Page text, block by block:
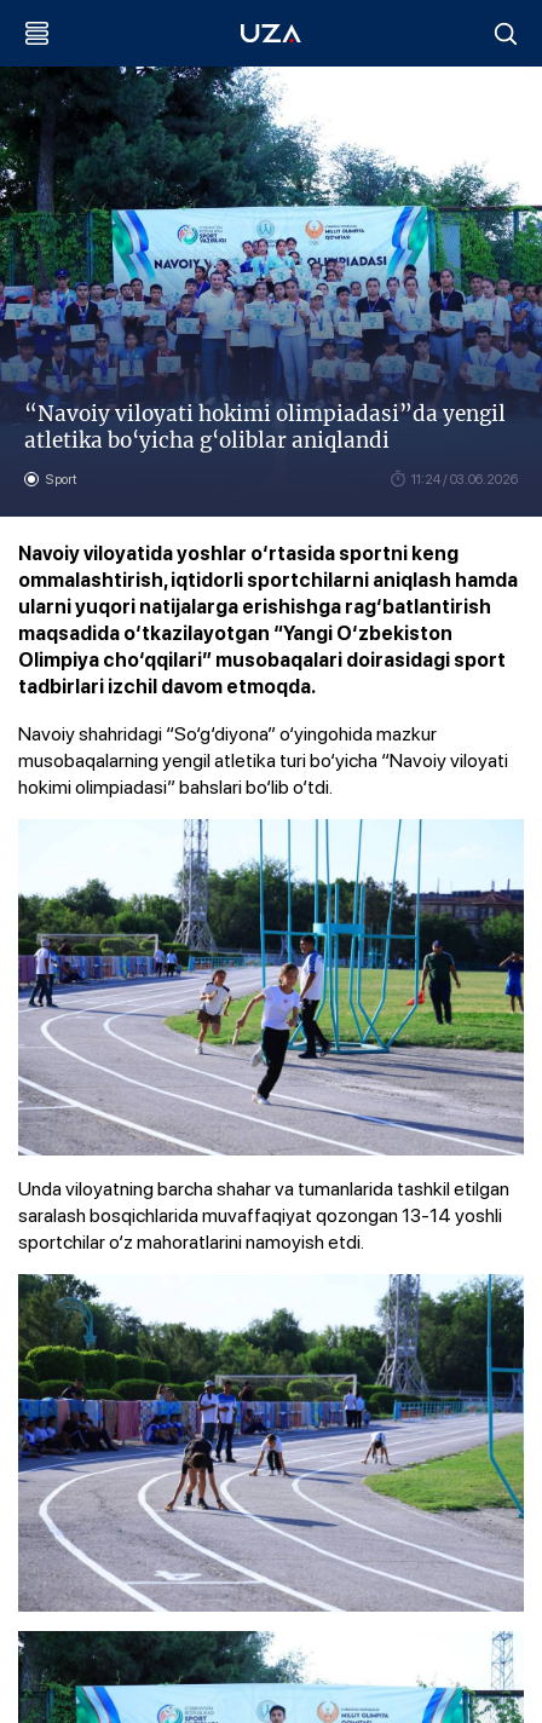
“Navoiy viloyati hokimi olimpiadasi”da yengil
atletika bo‘yicha g‘oliblar aniqlandi
Sport 11:24 / 03.06.2026
Navoiy viloyatida yoshlar o‘rtasida sportni keng
ommalashtirish, iqtidorli sportchilarni aniqlash hamda
ularni yuqori natijalarga erishishga rag‘batlantirish
maqsadida o‘tkazilayotgan “Yangi O‘zbekiston
Olimpiya cho‘qqilari” musobaqalari doirasidagi sport
tadbirlari izchil davom etmoqda.
Navoiy shahridagi “So‘g‘diyona” o‘yingohida mazkur
musobaqalarning yengil atletika turi bo‘yicha “Navoiy viloyati
hokimi olimpiadasi” bahslari bo‘lib o‘tdi.
Unda viloyatning barcha shahar va tumanlarida tashkil etilgan
saralash bosqichlarida muvaffaqiyat qozongan 13-14 yoshli
sportchilar o‘z mahoratlarini namoyish etdi.